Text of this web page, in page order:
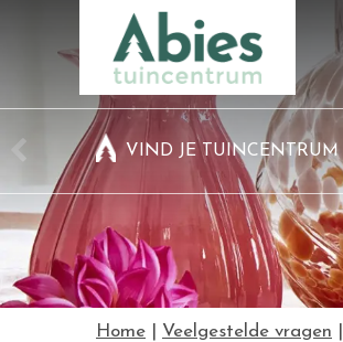
Home Veelgestelde vragen
VIND JE TUINCENTRUM